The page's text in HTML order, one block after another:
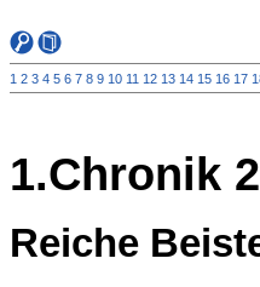
1 2 3 4 5 6 7 8 9 10 11 12 13 14 15 16 17
1.Chronik
Reiche